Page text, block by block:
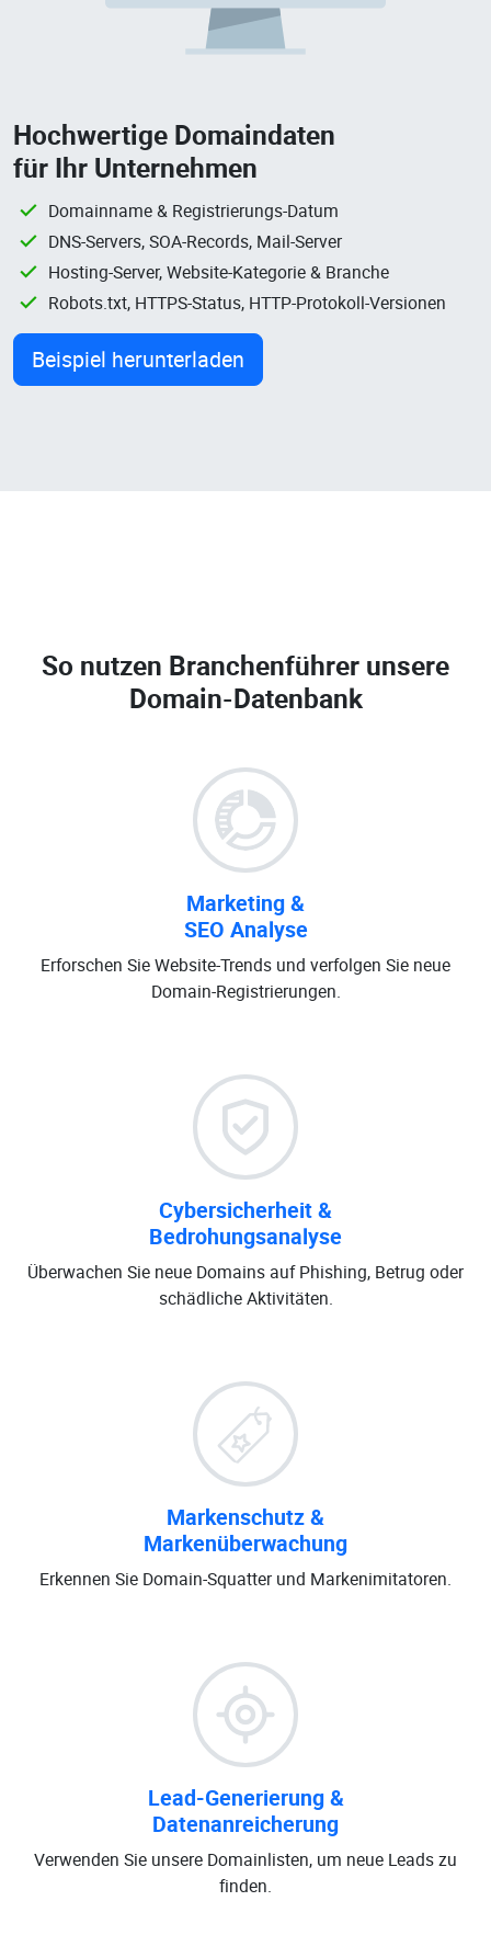
Hochwertige Domaindaten
für Ihr Unternehmen
Domainname & Registrierungs-Datum
DNS-Servers, SOA-Records, Mail-Server
Hosting-Server, Website-Kategorie & Branche
Robots.txt, HTTPS-Status, HTTP-Protokoll-Versionen
Beispiel herunterladen
So nutzen Branchenführer unsere
Domain-Datenbank
Marketing &
SEO Analyse
Erforschen Sie Website-Trends und verfolgen Sie neue
Domain-Registrierungen.
Cybersicherheit &
Bedrohungsanalyse
Überwachen Sie neue Domains auf Phishing, Betrug oder
schädliche Aktivitäten.
Markenschutz &
Markenüberwachung
Erkennen Sie Domain-Squatter und Markenimitatoren.
Lead-Generierung &
Datenanreicherung
Verwenden Sie unsere Domainlisten, um neue Leads zu
finden.